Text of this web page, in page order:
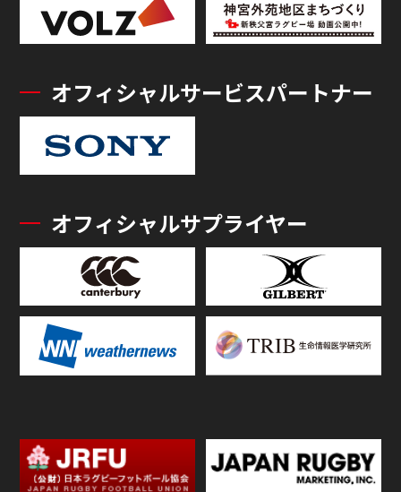
オフィシャルサービスパートナー
オフィシャルサプライヤー